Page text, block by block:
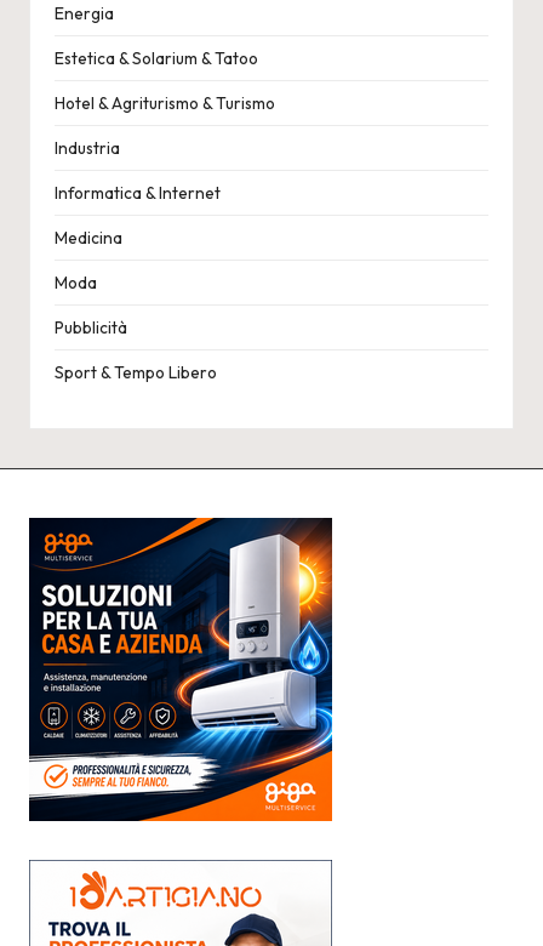
Energia
Estetica & Solarium & Tatoo
Hotel & Agriturismo & Turismo
Industria
Informatica & Internet
Medicina
Moda
Pubblicità
Sport & Tempo Libero